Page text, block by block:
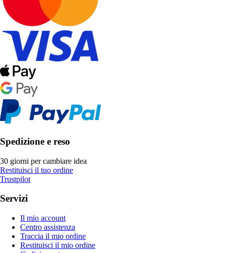
Spedizione e reso
30 giorni per cambiare idea
Restituisci il tuo ordine
Trustpilot
Servizi
Il mio account
Centro assistenza
Traccia il mio ordine
Restituisci il mio ordine